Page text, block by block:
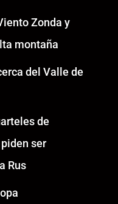
Zonda y
montaña
del Valle de
de
ser
Rus